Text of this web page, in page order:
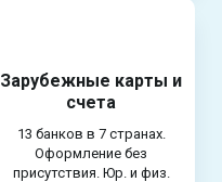
Зарубежные карты и
счета
13 банков в 7 странах.
Оформление без
присутствия. Юр. и физ.